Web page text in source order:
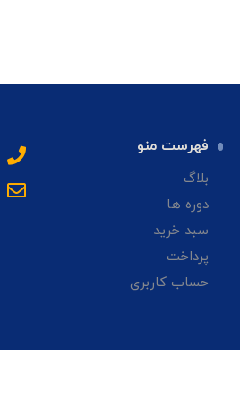
فهرست منو
بلاگ
دوره ها
سبد خرید
پرداخت
حساب کاربری